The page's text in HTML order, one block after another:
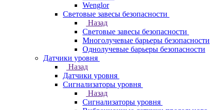
Wenglor
Световые завесы безопасности
Назад
Световые завесы безопасности
Многолучевые барьеры безопасности
Однолучевые барьеры безопасности
Датчики уровня
Назад
Датчики уровня
Сигнализаторы уровня
Назад
Сигнализаторы уровня